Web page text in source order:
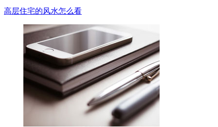
高层住宅的风水怎么看